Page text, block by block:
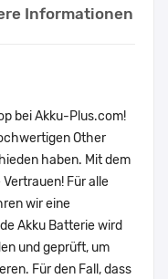
Informationen
bei Akku-Plus.com!
Other
haben. Mit dem
Für alle
wir eine
Akku Batterie wird
und geprüft, um
Für den Fall, dass